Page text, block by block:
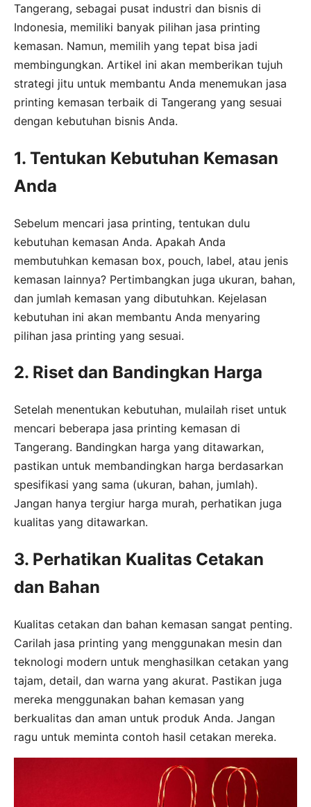
Tangerang, sebagai pusat industri dan bisnis di
Indonesia, memiliki banyak pilihan jasa printing
kemasan. Namun, memilih yang tepat bisa jadi
membingungkan. Artikel ini akan memberikan tujuh
strategi jitu untuk membantu Anda menemukan jasa
printing kemasan terbaik di Tangerang yang sesuai
dengan kebutuhan bisnis Anda.
1. Tentukan Kebutuhan Kemasan
Anda
Sebelum mencari jasa printing, tentukan dulu
kebutuhan kemasan Anda. Apakah Anda
membutuhkan kemasan box, pouch, label, atau jenis
kemasan lainnya? Pertimbangkan juga ukuran, bahan,
dan jumlah kemasan yang dibutuhkan. Kejelasan
kebutuhan ini akan membantu Anda menyaring
pilihan jasa printing yang sesuai.
2. Riset dan Bandingkan Harga
Setelah menentukan kebutuhan, mulailah riset untuk
mencari beberapa jasa printing kemasan di
Tangerang. Bandingkan harga yang ditawarkan,
pastikan untuk membandingkan harga berdasarkan
spesifikasi yang sama (ukuran, bahan, jumlah).
Jangan hanya tergiur harga murah, perhatikan juga
kualitas yang ditawarkan.
3. Perhatikan Kualitas Cetakan
dan Bahan
Kualitas cetakan dan bahan kemasan sangat penting.
Carilah jasa printing yang menggunakan mesin dan
teknologi modern untuk menghasilkan cetakan yang
tajam, detail, dan warna yang akurat. Pastikan juga
mereka menggunakan bahan kemasan yang
berkualitas dan aman untuk produk Anda. Jangan
ragu untuk meminta contoh hasil cetakan mereka.